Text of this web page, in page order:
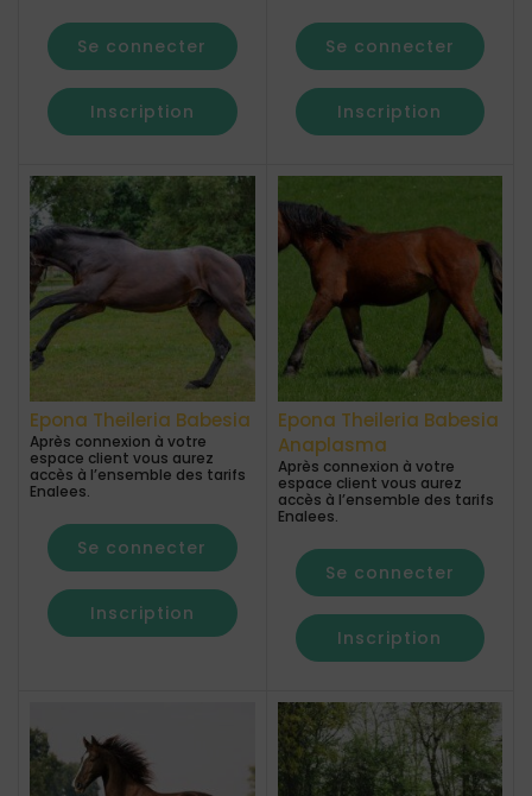
Se connecter
Inscription
Se connecter
Inscription
Epona Theileria Babesia
Après connexion à votre
espace client vous aurez
accès à l’ensemble des tarifs
Enalees.
Se connecter
Inscription
Epona Theileria Babesia
Anaplasma
Après connexion à votre
espace client vous aurez
accès à l’ensemble des tarifs
Enalees.
Se connecter
Inscription